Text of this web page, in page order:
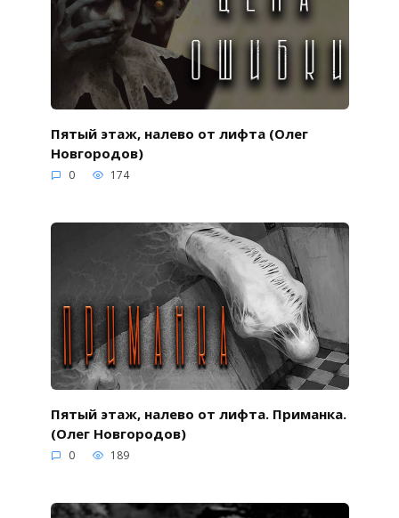
Пятый этаж, налево от лифта (Олег
Новгородов)
0 174
Пятый этаж, налево от лифта. Приманка.
(Олег Новгородов)
0 189